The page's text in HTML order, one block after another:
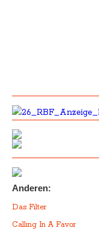
Anderen:
Das Filter
Calling In A Favor